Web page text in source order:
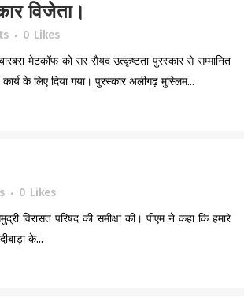
विजेता।
0 Likes
मेटकॉफ को सर सैयद उत्कृष्टता पुरस्कार से सम्मानित
के लिए दिया गया। पुरस्कार अलीगढ़ मुस्लिम...
0 Likes
विरासत परिषद की समीक्षा की। पीएम ने कहा कि हमारे
के...